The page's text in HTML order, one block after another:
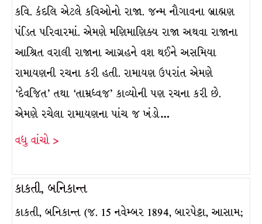
કવિ. કંદલિ એટલે કવિઓનો રાજા. જન્મ નૌગાવના બ્રાહ્મણ
પંડિત પરિવારમાં. એમણે મણિમાણિક્ય રાજા અથવા રાજાના
આશ્રિત વરાલી રાજાના આગ્રહને વશ થઈને અસમિયા
રામાયણની રચના કરી હતી. રામાયણ ઉપરાંત એમણે
‘દેવજિત’ તથા ‘તામ્રધ્વજ’ કાવ્યોની પણ રચના કરી છે.
એમણે રચેલા રામાયણના પાંચ જ ખંડો…
વધુ વાંચો >
કાકતી, બનિકાન્ત
કાકતી, બનિકાન્ત (જ. 15 નવેમ્બર 1894, બારપેટ્ટા, આસામ;